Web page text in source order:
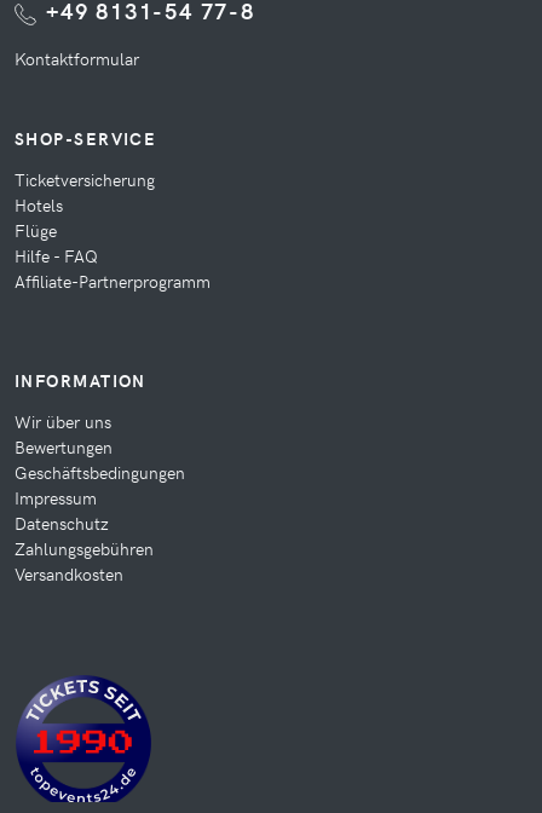
+49 8131-54 77-8
Kontaktformular
SHOP-SERVICE
Ticketversicherung
Hotels
Flüge
Hilfe - FAQ
Affiliate-Partnerprogramm
INFORMATION
Wir über uns
Bewertungen
Geschäftsbedingungen
Impressum
Datenschutz
Zahlungsgebühren
Versandkosten